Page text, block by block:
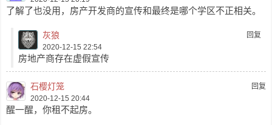
了解了也没用，房产开发商的宣传和最终是哪个学区不正相关。
回复
灰狼
2020-12-15 22:54
房地产商存在虚假宣传
回复
石樱灯笼
2020-12-15 20:44
醒一醒，你租不起房。